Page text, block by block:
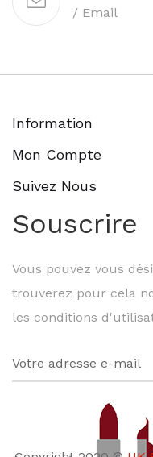
/ Email
Information
Mon Compte
Suivez Nous
Souscrire
Vous pouvez vous
trouverez pour cela
les conditions